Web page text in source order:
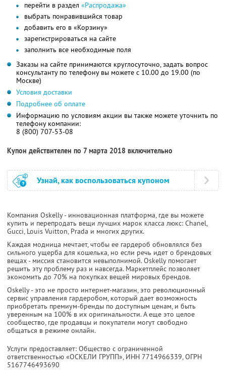
перейти в раздел «Распродажа»
выбрать понравившийся товар
добавить его в «Корзину»
зарегистрироваться на сайте
заполнить все необходимые поля
Заказы на сайте принимаются круглосуточно, задать вопрос
консультанту по телефону вы можете с 10.00 до 19.00 (по
Москве)
Условия доставки
Подробнее об оплате
Информацию по условиям акции вы также можете уточнить по
телефону компании:
8 (800) 707-53-08
Купон действителен по 7 марта 2018 включительно
Узнай, как воспользоваться купоном
Компания Oskelly - инновационная платформа, где вы можете
купить и перепродать вещи лучших марок класса люкс: Chanel,
Gucci, Louis Vuitton, Prada и многих других.
Каждая модница мечтает, чтобы ее гардероб обновлялся без
сильного ущерба для кошелька, но если речь идет о брендовых
вещах - миссия становится невыполнимой. Oskelly помогает
решить эту проблему раз и навсегда. Маркетплейс позволяет
экономить до 70% на покупках вещей мировых брендов.
Oskelly - это не просто интернет-магазин, это революционный
сервис управления гардеробом, который дает возможность
приобретать премиум-бренды по доступным ценам, и быть
уверенным на 100% в их оригинальности. А еще это целое
сообщество, где продавцы и покупатели могут свободно
общаться в режиме онлайн.
Услуги предоставляет: Общество с ограниченной
ответственностью «ОСКЕЛИ ГРУПП», ИНН 7714966339, ОГРН
5167746493690